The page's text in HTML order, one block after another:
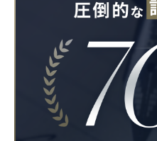
English